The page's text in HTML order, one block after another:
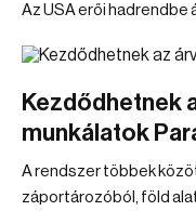
Az USA erői hadrendbe
Kezdődhetnek
munkálatok
A rendszer többek
záportározóból, föld